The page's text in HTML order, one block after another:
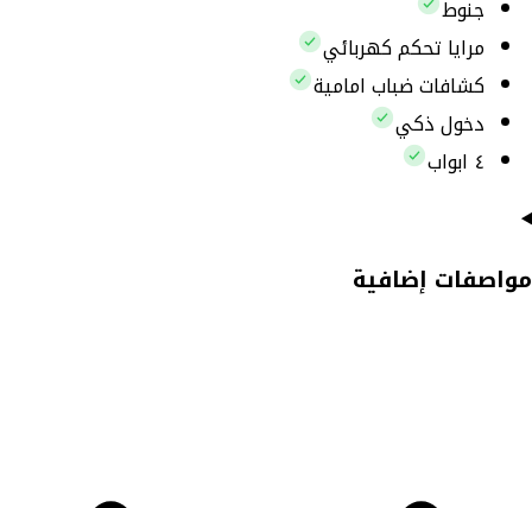
جنوط
مرايا تحكم كهربائي
كشافات ضباب امامية
دخول ذكي
٤ ابواب
مواصفات إضافية